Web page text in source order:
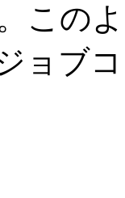
この
ョブ